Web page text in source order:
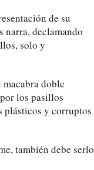
de su
narra, declamando
solo y
doble
los pasillos
plásticos y corruptos
también debe serlo